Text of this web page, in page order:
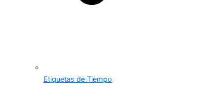
Etiquetas de Tiempo